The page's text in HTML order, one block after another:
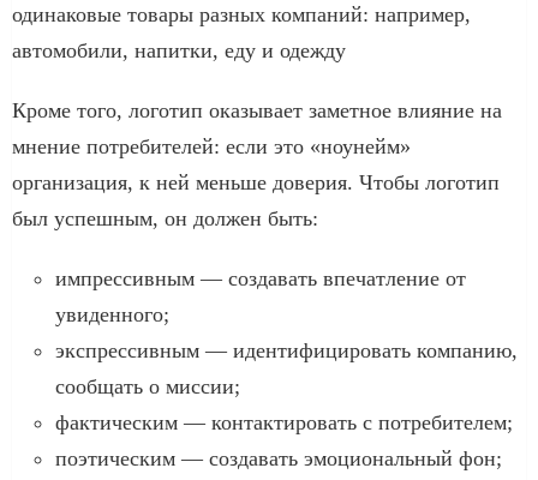
одинаковые товары разных компаний: например,
автомобили, напитки, еду и одежду
Кроме того, логотип оказывает заметное влияние на
мнение потребителей: если это «ноунейм»
организация, к ней меньше доверия. Чтобы логотип
был успешным, он должен быть:
импрессивным — создавать впечатление от
увиденного;
экспрессивным — идентифицировать компанию,
сообщать о миссии;
фактическим — контактировать с потребителем;
поэтическим — создавать эмоциональный фон;